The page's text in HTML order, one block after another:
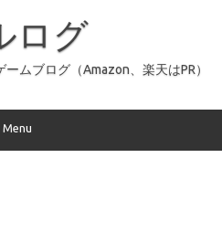
ログ
ムブログ（Amazon、楽天はPR）
Menu